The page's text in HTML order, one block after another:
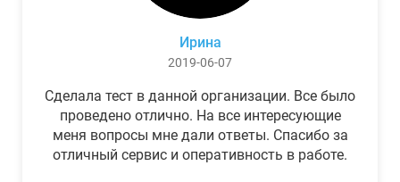
Ирина
2019-06-07
Сделала тест в данной организации. Все было
проведено отлично. На все интересующие
меня вопросы мне дали ответы. Спасибо за
отличный сервис и оперативность в работе.